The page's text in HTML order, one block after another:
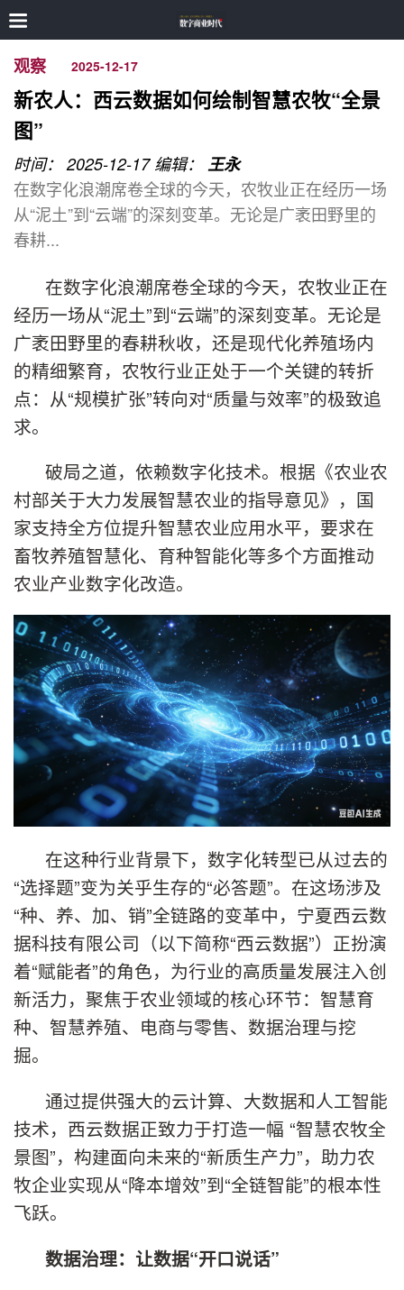
观察 2025-12-17
新农人：西云数据如何绘制智慧农牧“全景
图”
时间： 2025-12-17 编辑： 王永
在数字化浪潮席卷全球的今天，农牧业正在经历一场
从“泥土”到“云端”的深刻变革。无论是广袤田野里的
春耕...
在数字化浪潮席卷全球的今天，农牧业正在
经历一场从“泥土”到“云端”的深刻变革。无论是
广袤田野里的春耕秋收，还是现代化养殖场内
的精细繁育，农牧行业正处于一个关键的转折
点：从“规模扩张”转向对“质量与效率”的极致追
求。
破局之道，依赖数字化技术。根据《农业农
村部关于大力发展智慧农业的指导意见》，国
家支持全方位提升智慧农业应用水平，要求在
畜牧养殖智慧化、育种智能化等多个方面推动
农业产业数字化改造。
在这种行业背景下，数字化转型已从过去的
“选择题”变为关乎生存的“必答题”。在这场涉及
“种、养、加、销”全链路的变革中，宁夏西云数
据科技有限公司（以下简称“西云数据”）正扮演
着“赋能者”的角色，为行业的高质量发展注入创
新活力，聚焦于农业领域的核心环节：智慧育
种、智慧养殖、电商与零售、数据治理与挖
掘。
通过提供强大的云计算、大数据和人工智能
技术，西云数据正致力于打造一幅 “智慧农牧全
景图”，构建面向未来的“新质生产力”，助力农
牧企业实现从“降本增效”到“全链智能”的根本性
飞跃。
数据治理：让数据“开口说话”